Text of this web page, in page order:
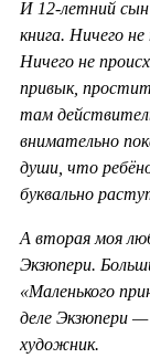
И 12-летний
книга. Ничего
Ничего не
привык,
там
внимательно
души, что
буквально
А вторая моя
Экзюпери.
«Маленького
деле Экзюпери
художник.